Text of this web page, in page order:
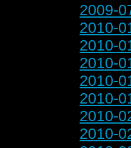
2009-
2010-
2010-
2010-
2010-
2010-
2010-
2010-